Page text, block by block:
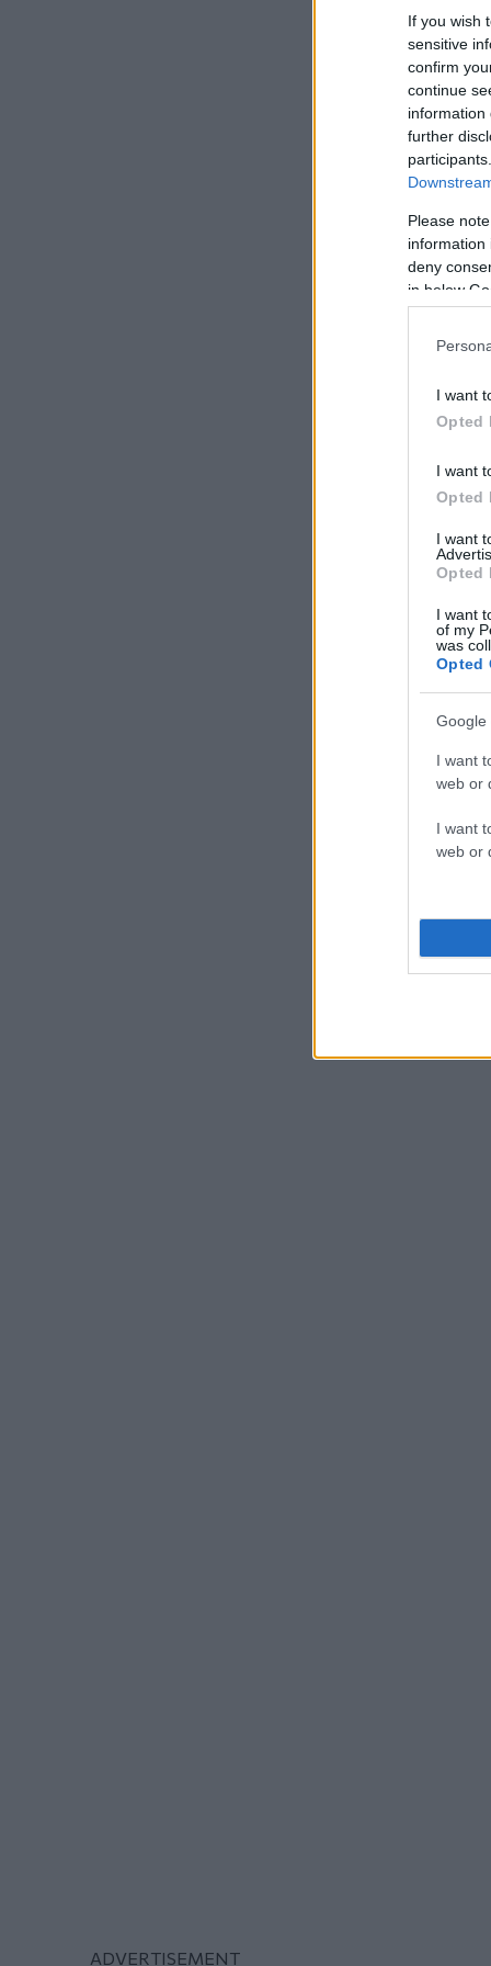
If you wish
sensitive
confirm
continue
information
further
Please
information
deny
in below
I want
Opted
I want
Opted
I want
Opted
I want
of my
was
Opted
Google
I want
web or
I want
web or